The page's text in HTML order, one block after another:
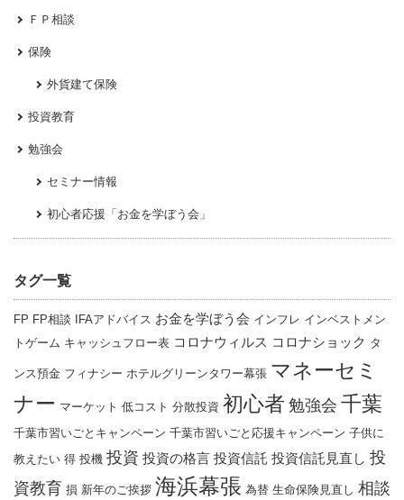
ＦＰ相談
保険
外貨建て保険
投資教育
勉強会
セミナー情報
初心者応援「お金を学ぼう会」
タグ一覧
FP FP相談 IFAアドバイス お金を学ぼう会 インフレ インベストメン
トゲーム キャッシュフロー表 コロナウィルス コロナショック タ
ンス預金 フィナシー ホテルグリーンタワー幕張 マネーセミ
ナー マーケット 低コスト 分散投資 初心者 勉強会 千葉
千葉市習いごとキャンペーン 千葉市習いごと応援キャンペーン 子供に
教えたい 得 投機 投資 投資の格言 投資信託 投資信託見直し 投
資教育 損 新年のご挨拶 海浜幕張 為替 生命保険見直し 相談